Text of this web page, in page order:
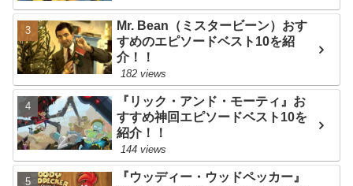
Mr. Bean（ミスタービーン）おす
すめのエピソードベスト10を紹
介！！
182 views
『リック・アンド・モーティ』お
すすめ神回エピソードベスト10を
紹介！！
144 views
『ウッディー・ウッドペッカー』